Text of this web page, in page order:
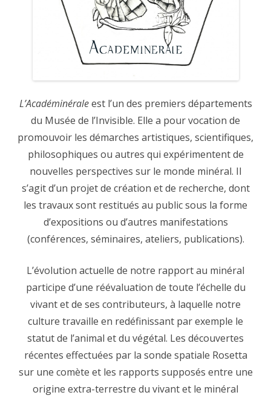
L’Académinéraleest l’un des premiers départements
du Musée de l’Invisible. Elle a pour vocation de
promouvoir les démarches artistiques, scientifiques,
philosophiques ou autres qui expérimentent de
nouvelles perspectives sur le monde minéral. Il
s’agit d’un projet de création et de recherche, dont
les travaux sont restitués au public sous la forme
d’expositions ou d’autres manifestations
(conférences, séminaires, ateliers, publications).
L’évolution actuelle de notre rapport au minéral
participe d’une réévaluation de toute l’échelle du
vivant et de ses contributeurs, à laquelle notre
culture travaille en redéfinissant par exemple le
statut de l’animal et du végétal. Les découvertes
récentes effectuées par la sonde spatiale Rosetta
sur une comète et les rapports supposés entre une
origine extra-terrestre du vivant et le minéral